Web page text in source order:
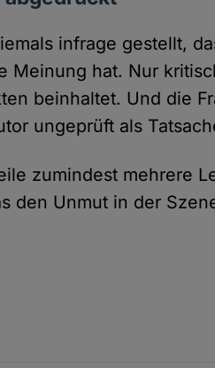
infrage gestellt,
Meinung hat. Nur
beinhaltet. Und die
ungeprüft als
zumindest mehrere
den Unmut in der